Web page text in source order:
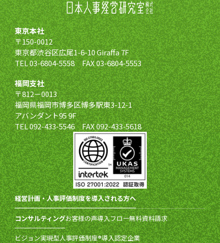
東京本社
〒150-0012
東京都渋谷区広尾1-6-10 Giraffa 7F
TEL 03-6804-5558 FAX 03-6804-5553
福岡支社
〒812－0013
福岡県福岡市博多区博多駅東3-12-1
アバンダント95 9F
TEL 092-433-5546 FAX 092-433-5618
経営計画・人事評価制度を導入される方へ
コンサルティングお客様の声導入フロー無料資料請求
ビジョン実現型人事評価制度®導入認定企業